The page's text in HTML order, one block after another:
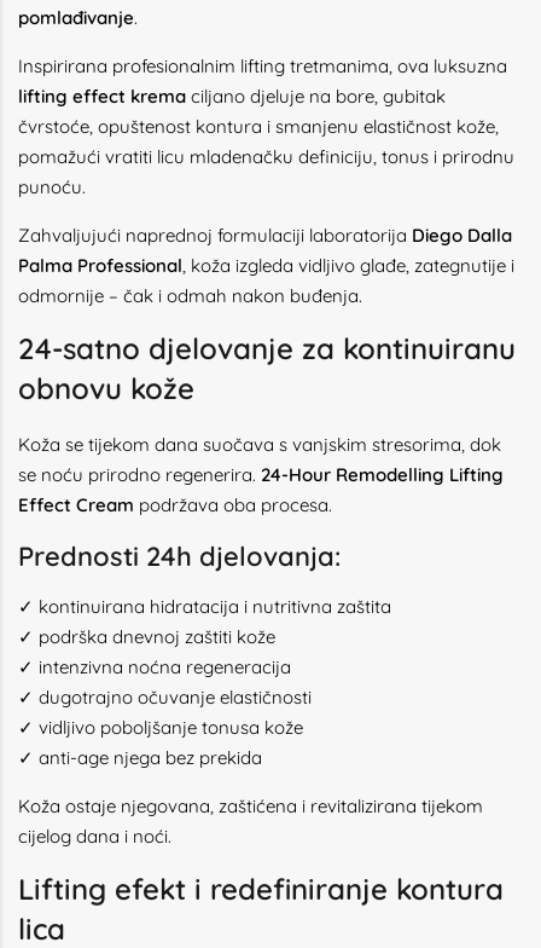
pomlađivanje.
Inspirirana profesionalnim lifting tretmanima, ova luksuzna
lifting effect krema ciljano djeluje na bore, gubitak
čvrstoće, opuštenost kontura i smanjenu elastičnost kože,
pomažući vratiti licu mladenačku definiciju, tonus i prirodnu
punoću.
Zahvaljujući naprednoj formulaciji laboratorija Diego Dalla
Palma Professional, koža izgleda vidljivo glađe, zategnutije i
odmornije – čak i odmah nakon buđenja.
24-satno djelovanje za kontinuiranu
obnovu kože
Koža se tijekom dana suočava s vanjskim stresorima, dok
se noću prirodno regenerira. 24-Hour Remodelling Lifting
Effect Cream podržava oba procesa.
Prednosti 24h djelovanja:
✓ kontinuirana hidratacija i nutritivna zaštita
✓ podrška dnevnoj zaštiti kože
✓ intenzivna noćna regeneracija
✓ dugotrajno očuvanje elastičnosti
✓ vidljivo poboljšanje tonusa kože
✓ anti-age njega bez prekida
Koža ostaje njegovana, zaštićena i revitalizirana tijekom
cijelog dana i noći.
Lifting efekt i redefiniranje kontura
lica